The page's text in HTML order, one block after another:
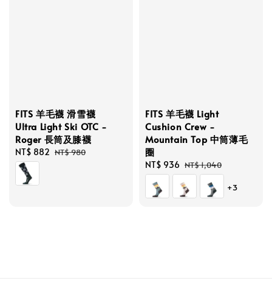
FITS 羊毛襪 滑雪襪
Ultra Light Ski OTC -
Roger 長筒及膝襪
Sale
price
NT$ 882 Regular
NT$ 980
FITS 羊毛襪 Light
Cushion Crew -
Mountain Top 中筒薄毛
圈
Sale
price
NT$ 936 Regular
price
NT$ 1,040
+3